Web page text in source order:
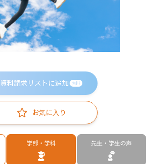
資料請求リストに追加 無料
お気に入り
学部・学科 先生・学生の声